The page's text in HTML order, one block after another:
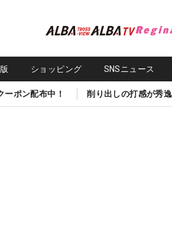
ショッピング SNSニュース
ーポン配布中！ 削り出しの打感が秀